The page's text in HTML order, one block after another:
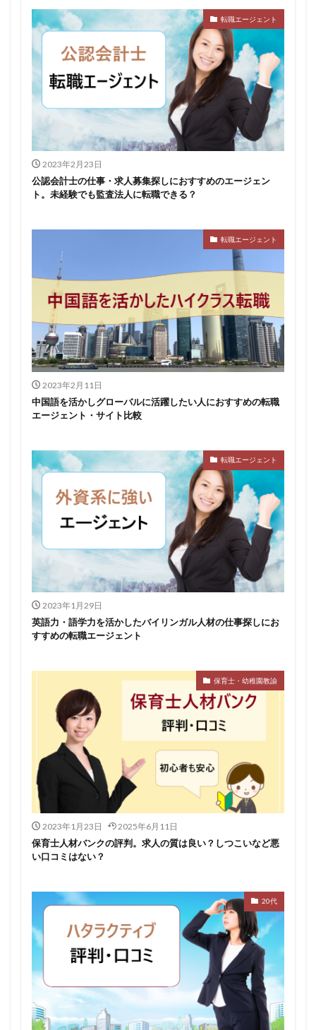
転職エージェント
2023年2月23日
公認会計士の仕事・求人募集探しにおすすめのエージェン
ト。未経験でも監査法人に転職できる？
転職エージェント
2023年2月11日
中国語を活かしグローバルに活躍したい人におすすめの転職
エージェント・サイト比較
転職エージェント
2023年1月29日
英語力・語学力を活かしたバイリンガル人材の仕事探しにお
すすめの転職エージェント
保育士・幼稚園教諭
2023年1月23日 2025年6月11日
保育士人材バンクの評判。求人の質は良い？しつこいなど悪
い口コミはない？
20代